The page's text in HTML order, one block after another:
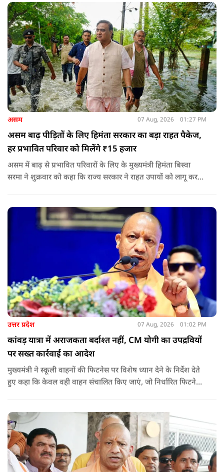
असम 07 Aug, 2026 01:27 PM
असम बाढ़ पीड़ितों के लिए हिमंता सरकार का बड़ा राहत पैकेज,
हर प्रभावित परिवार को मिलेंगे ₹15 हजार
असम में बाढ़ से प्रभावित परिवारों के लिए के मुख्यमंत्री हिमंता बिस्वा
सरमा ने शुक्रवार को कहा कि राज्य सरकार ने राहत उपायों को लागू करना
उत्तर प्रदेश 07 Aug, 2026 01:02 PM
कांवड़ यात्रा में अराजकता बर्दाश्त नहीं, CM योगी का उपद्रवियों
पर सख्त कार्रवाई का आदेश
मुख्यमंत्री ने स्कूली वाहनों की फिटनेस पर विशेष ध्यान देने के निर्देश देते
हुए कहा कि केवल वही वाहन संचालित किए जाएं, जो निर्धारित फिटनेस
ताकि विद्यार्थियों और आम नागरिकों की सुरक्षा सुनिश्चित की जा सके.